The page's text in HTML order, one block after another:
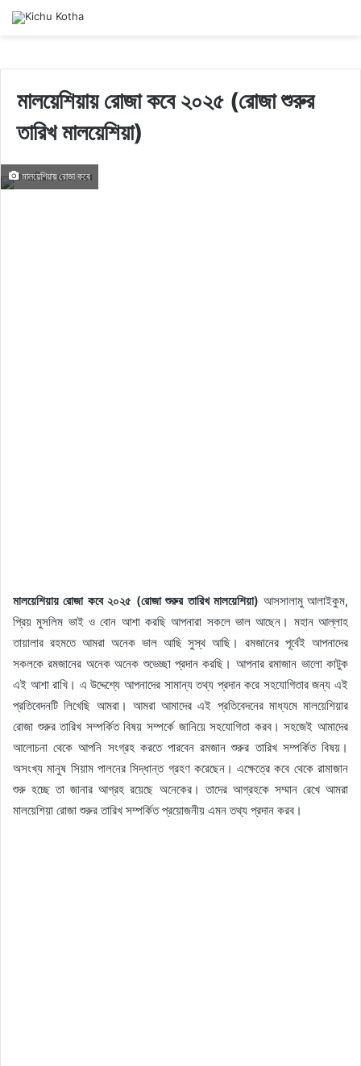
মালয়েশিয়ায় রোজা কবে ২০২৫ (রোজা শুরুর
তারিখ মালয়েশিয়া)
মালয়েশিয়ায় রোজা কবে
মালয়েশিয়ায় রোজা কবে ২০২৫ (রোজা শুরুর তারিখ মালয়েশিয়া) আসসালামু আলাইকুম,
প্রিয় মুসলিম ভাই ও বোন আশা করছি আপনারা সকলে ভাল আছেন। মহান আল্লাহ
তায়ালার রহমতে আমরা অনেক ভাল আছি সুস্থ আছি। রমজানের পূর্বেই আপনাদের
সকলকে রমজানের অনেক অনেক শুভেচ্ছা প্রদান করছি। আপনার রমাজান ভালো কাটুক
এই আশা রাখি। এ উদ্দেশ্যে আপনাদের সামান্য তথ্য প্রদান করে সহযোগিতার জন্য এই
প্রতিবেদনটি লিখেছি আমরা। আমরা আমাদের এই প্রতিবেদনের মাধ্যমে মালয়েশিয়ার
রোজা শুরুর তারিখ সম্পর্কিত বিষয় সম্পর্কে জানিয়ে সহযোগিতা করব। সহজেই আমাদের
আলোচনা থেকে আপনি সংগ্রহ করতে পারবেন রমজান শুরুর তারিখ সম্পর্কিত বিষয়।
অসংখ্য মানুষ সিয়াম পালনের সিদ্ধান্ত গ্রহণ করেছেন। এক্ষেত্রে কবে থেকে রামাজান
শুরু হচ্ছে তা জানার আগ্রহ রয়েছে অনেকের। তাদের আগ্রহকে সম্মান রেখে আমরা
মালয়েশিয়া রোজা শুরুর তারিখ সম্পর্কিত প্রয়োজনীয় এমন তথ্য প্রদান করব।